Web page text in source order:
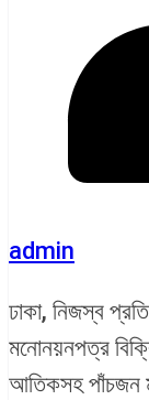
admin
ঢাকা, নিজস্ব
মনোনয়নপত্র
আতিকসহ পাঁচজন